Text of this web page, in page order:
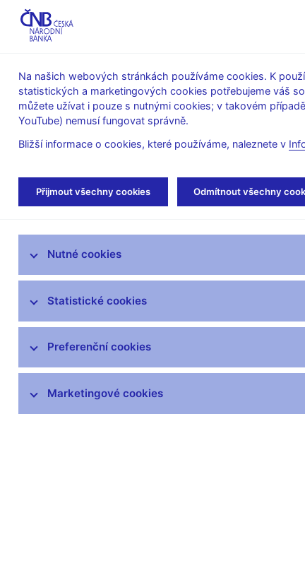
O ČNB
Měnová
politika
Finanční
Úvod Bankovky a mince Peněžní oběh
Bankovky
Mince
opotřebených oběhem, běžně
Výskyt padělků
Peněžní oběh
Dohled nad peněžním oběhem
Na našich webových stránkách používáme cookies. K
statistických a marketingových cookies potřebujeme váš
můžete užívat i pouze s nutnými cookies; v takovém
YouTube) nemusí fungovat správně.
Bližší informace o cookies, které používáme, naleznete v
Přijmout všechny cookies Odmítnout všechny
Nutné cookies
Statistické cookies
Preferenční cookies
Marketingové cookies